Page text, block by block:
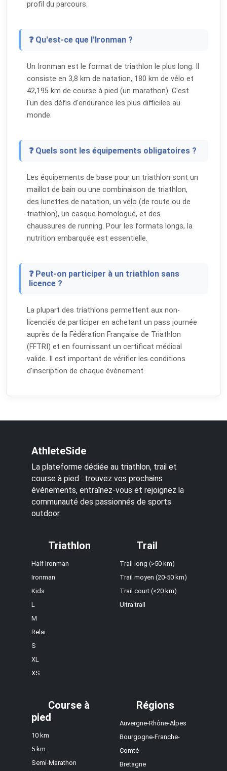
profil du parcours.
❓ Qu'est-ce que l'Ironman ?
Un Ironman est le format de triathlon le plus long. Il
consiste en 3,8 km de natation, 180 km de vélo et
42,195 km de course à pied (un marathon). C'est
l'un des défis d'endurance les plus difficiles au
monde.
❓ Quels sont les équipements obligatoires ?
Les équipements de base pour un triathlon sont un
maillot de bain ou une combinaison de triathlon,
des lunettes de natation, un vélo (de route ou de
triathlon), un casque homologué, et des
chaussures de running. Pour les formats longs, la
nutrition embarquée est essentielle.
❓ Peut-on participer à un triathlon sans
licence ?
La plupart des triathlons permettent aux non-
licenciés de participer en achetant un pass journée
auprès de la Fédération Française de Triathlon
(FFTRI) et en fournissant un certificat médical
valide. Il est important de vérifier les conditions
d'inscription de chaque événement.
AthleteSide
La plateforme dédiée au triathlon, trail et
course à pied : trouvez vos prochains
événements, entraînez-vous et rejoignez la
communauté des passionnés de sports
outdoor.
Triathlon
Half Ironman
Ironman
Kids
L
M
Relai
S
XL
XS
Trail
Trail long (>50 km)
Trail moyen (20-50 km)
Trail court (<20 km)
Ultra trail
Course à
pied
10 km
5 km
Semi-Marathon
Régions
Auvergne-Rhône-Alpes
Bourgogne-Franche-
Comté
Bretagne